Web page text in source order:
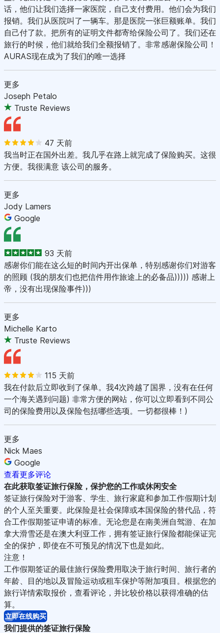
话，他们让我们选择一家医院，自己支付费用。他们会为我们
报销。我们从医院叫了一辆车。那是医院一张巨额账单。我们
自己付了款。把所有的证明文件都寄给保险公司了。我们还在
旅行的时候，他们就给我们全额报销了。非常感谢保险公司！
AURAS现在成为了我们的唯一选择
更多
Joseph Petalo
Truste Reviews
47 天前
我当时正在国外出差。我几乎在路上就完成了保险购买。这很
方便。我很满意 该公司的服务。
更多
Jody Lamers
Google
93 天前
感谢你们能在这么短的时间内开出保单，特别感谢你们对游客
的照顾 (我的朋友们也把信件用作旅途上的必备品))))) 感谢上
帝，没有出现保险事件)))
更多
Michelle Karto
Truste Reviews
115 天前
我在付款后立即收到了保单。我4次跨越了国界，没有在任何
一个海关遇到问题) 非常方便的网站，你可以立即看到不同公
司的保险费用以及保险包括哪些选项。一切都很棒！)
更多
Nick Maes
Google
查看更多评论
在此获取签证旅行保险，保护您的工作或休闲安全
签证旅行保险对于游客、学生、旅行家庭和参加工作假期计划
的个人至关重要。此保险是社会保障或本国保险的替代品，符
合工作假期签证申请的标准。无论您是在南美洲自驾游、在加
拿大滑雪还是在澳大利亚工作，拥有签证旅行保险都能保证完
全的保护，即使在不可预见的情况下也是如此。
注意！
工作假期签证的最佳旅行保险费用取决于旅行时间、旅行者的
年龄、目的地以及冒险运动或租车保护等附加项目。根据您的
旅行详情索取报价，查看评论，并比较价格以获得准确的估
算。
立即在线购买
我们提供的签证旅行保险